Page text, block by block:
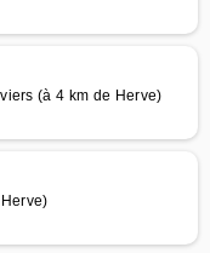
(à 4 km de Herve)